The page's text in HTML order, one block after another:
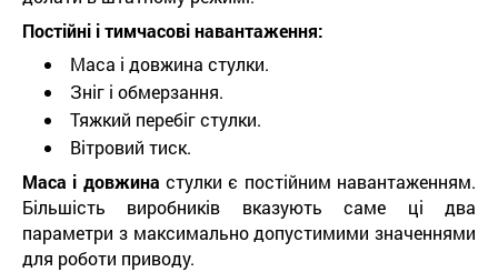
Постійні і тимчасові навантаження:
Маса і довжина стулки.
Зніг і обмерзання.
Тяжкий перебіг стулки.
Вітровий тиск.
Маса і довжина стулки є постійним навантаженням.
Більшість виробників вказують саме ці два
параметри з максимально допустимими значеннями
для роботи приводу.